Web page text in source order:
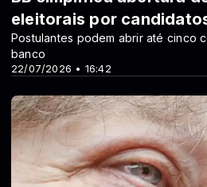
22/07/2026 • 16:42
eleitorais por
Postulantes podem abrir até cinco
banco